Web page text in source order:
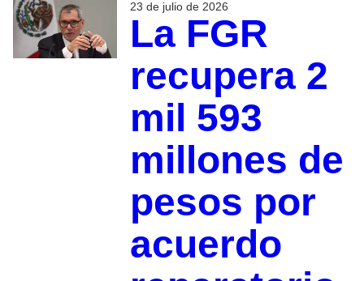
23 de julio de 2026
La FGR
recupera 2
mil 593
millones de
pesos por
acuerdo